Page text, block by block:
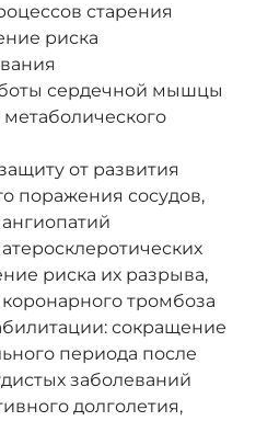
старения
риска
сердечной мышцы
от развития
поражения сосудов,
риска их разрыва,
тромбоза
сокращение
периода после
заболеваний
долголетия,